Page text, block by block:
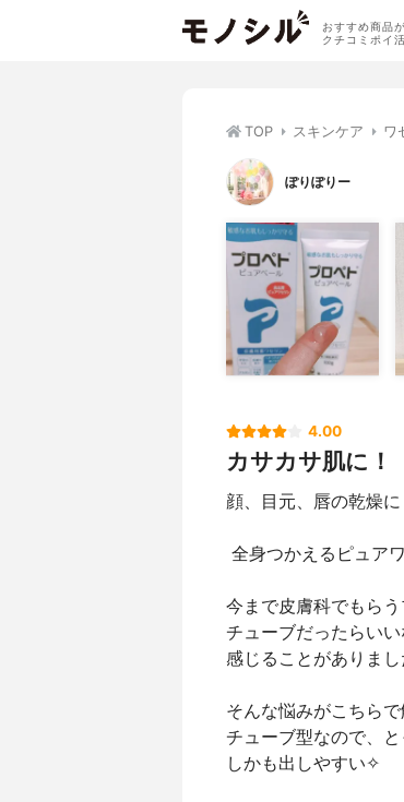
おすすめ商品
クチコミポイ
TOP スキンケア ワ
ぽりぽりー
4.00
カサカサ肌に！
顔、目元、唇の乾燥
全身つかえるピュア
今まで皮膚科でもら
チューブだったらいい
感じることがありまし
そんな悩みがこちらで
チューブ型なので、
しかも出しやすい✧︎